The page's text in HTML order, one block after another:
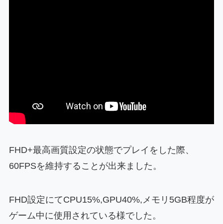
FHD+最高画質設定の状態でプレイをした際、
60FPSを維持することが出来ました。
FHD設定にてCPU15%,GPU40%,メモリ5GB程度が
ゲーム中に使用されている様でした。